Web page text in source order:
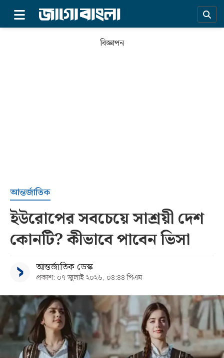
সর্বশেষ
বিভাগ
আর্কাইভ
কনভার্টার
বিজ্ঞাপন
আন্তর্জাতিক
ইউরোপের সবচেয়ে সাশ্রয়ী দেশ
কোনটি? কীভাবে পাবেন ভিসা
আন্তর্জাতিক ডেস্ক
প্রকাশ: ০৭ জুলাই ২০২৬, ০৪:৪৪ পিএম